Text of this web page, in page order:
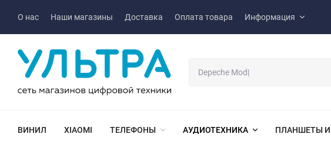
О нас Наши магазины Доставка Оплата товара Информация
ВИНИЛ XIAOMI ТЕЛЕФОНЫ АУДИОТЕХНИКА ПЛАНШЕТЫ И